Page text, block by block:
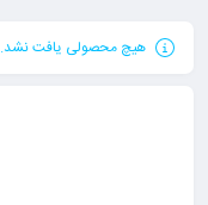
هیچ محصولی یافت نشد.